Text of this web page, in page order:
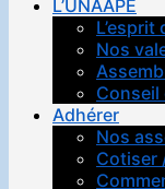
L’UNAAPE
L’esprit
Nos
Conseil
Adhérer
Nos
Cotiser